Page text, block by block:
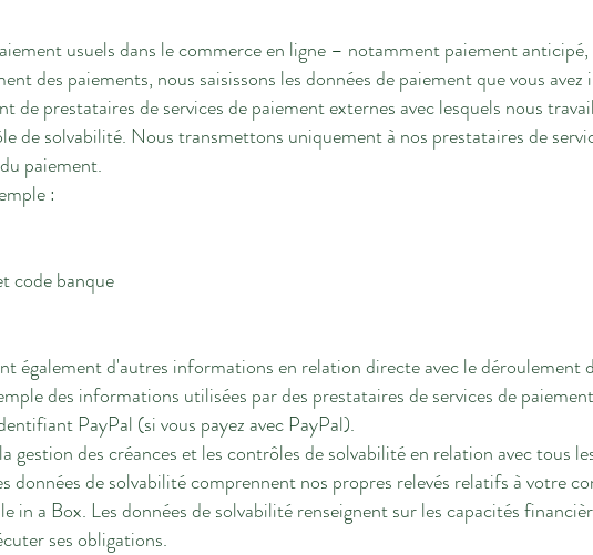
usuels dans le commerce en ligne – notamment paiement
des paiements, nous saisissons les données de paiement que vous avez
de prestataires de services de paiement externes avec lesquels nous
de solvabilité. Nous transmettons uniquement à nos prestataires de
paiement.
:
code banque
également d'autres informations en relation directe avec le déroulement
des informations utilisées par des prestataires de services de
PayPal (si vous payez avec PayPal).
gestion des créances et les contrôles de solvabilité en relation avec tous
données de solvabilité comprennent nos propres relevés relatifs à votre
in a Box. Les données de solvabilité renseignent sur les capacités
ses obligations.